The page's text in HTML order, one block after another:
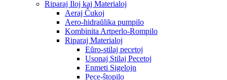
Riparaj Iloj kaj Materialoj
Aeraj Ĉukoj
Aero-hidraŭlika pumpilo
Kombinita Artperlo-Rompilo
Riparaj Materialoj
Eŭro-stilaj pecetoj
Usonaj Stilaj Pecetoj
Enmeti Sigelojn
Pece-ŝtopilo